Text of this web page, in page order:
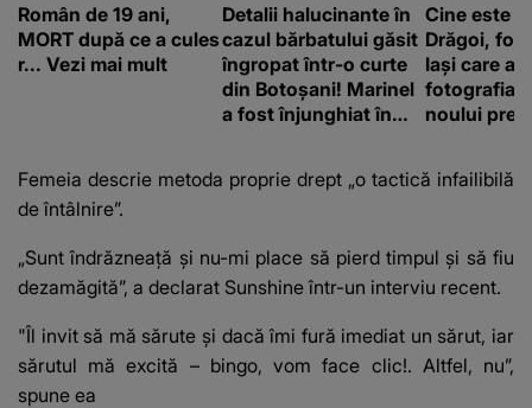
Român de 19 ani,
MORT după ce a cules
r... Vezi mai mult
Detalii halucinante în
cazul bărbatului găsit
îngropat într-o curte
din Botoșani! Marinel
a fost înjunghiat în
suspecți
Cine este
Drăgoi,
Iași care a
fotografia
noului
Femeia descrie metoda proprie drept „o tactică infailibilă
de întâlnire”.
„Sunt îndrăzneață și nu-mi place să pierd timpul și să fiu
dezamăgită”, a declarat Sunshine într-un interviu recent.
"Îl invit să mă sărute și dacă îmi fură imediat un sărut, iar
sărutul mă excită – bingo, vom face clic!. Altfel, nu”,
spune ea